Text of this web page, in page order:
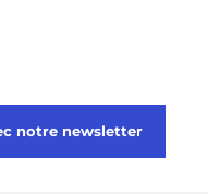
notre newsletter